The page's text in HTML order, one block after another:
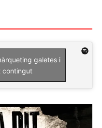
galetes i
contingut